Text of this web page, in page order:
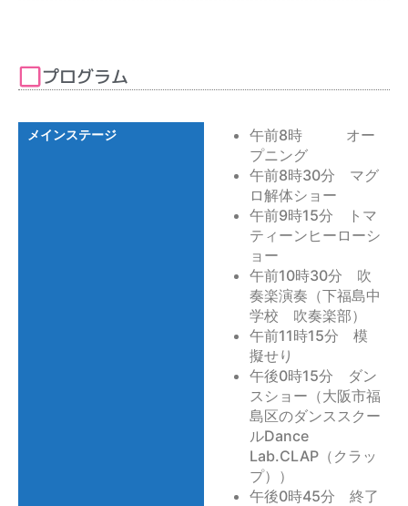
プログラム
メインステージ
午前8時 オー
プニング
午前8時30分 マグ
ロ解体ショー
午前9時15分 トマ
ティーンヒーローシ
ョー
午前10時30分 吹
奏楽演奏（下福島中
学校 吹奏楽部）
午前11時15分 模
擬せり
午後0時15分 ダン
スショー（大阪市福
島区のダンススクー
ルDance
Lab.CLAP（クラッ
プ））
午後0時45分 終了